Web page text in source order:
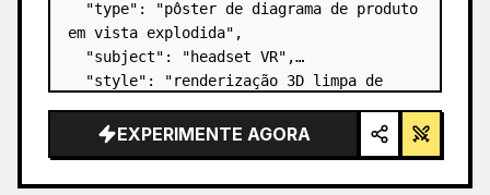
  "type": "pôster de diagrama de produto
em vista explodida",
  "subject": "headset VR",
  "style": "renderização 3D limpa de
detalhes brilhantes",
  "background": "{argument
EXPERIMENTE AGORA